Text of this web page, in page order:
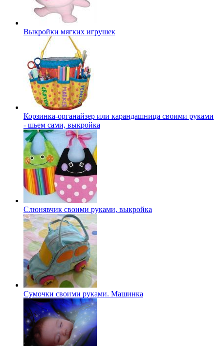
Выкройки мягких игрушек
Корзинка-органайзер или карандашница своими руками
- шьем сами, выкройка
Слюнявчик своими руками, выкройка
Сумочки своими руками. Машинка